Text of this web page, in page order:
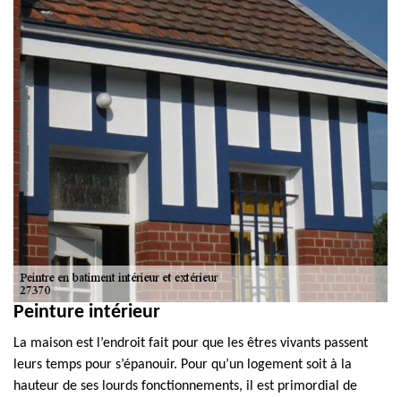
Peinture intérieur
La maison est l’endroit fait pour que les êtres vivants passent
leurs temps pour s’épanouir. Pour qu’un logement soit à la
hauteur de ses lourds fonctionnements, il est primordial de